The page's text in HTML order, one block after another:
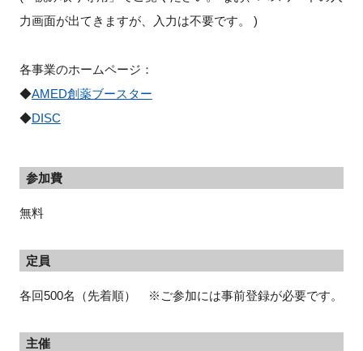
力画面が出てきますが、入力は不要です。
)
各事業のホームページ：
◆AMED創薬ブースター
◆DISC
参加費
無料
定員
各回500名（先着順） ※ご参加には事前登録が必要です。
主催